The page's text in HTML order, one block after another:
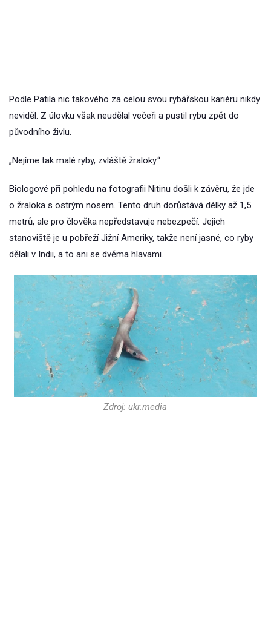
Podle Patila nic takového za celou svou rybářskou kariéru nikdy
neviděl. Z úlovku však neudělal večeři a pustil rybu zpět do
původního živlu.
„Nejíme tak malé ryby, zvláště žraloky.“
Biologové při pohledu na fotografii Nitinu došli k závěru, že jde
o žraloka s ostrým nosem. Tento druh dorůstává délky až 1,5
metrů, ale pro člověka nepředstavuje nebezpečí. Jejich
stanoviště je u pobřeží Jižní Ameriky, takže není jasné, co ryby
dělali v Indii, a to ani se dvěma hlavami.
Zdroj: ukr.media